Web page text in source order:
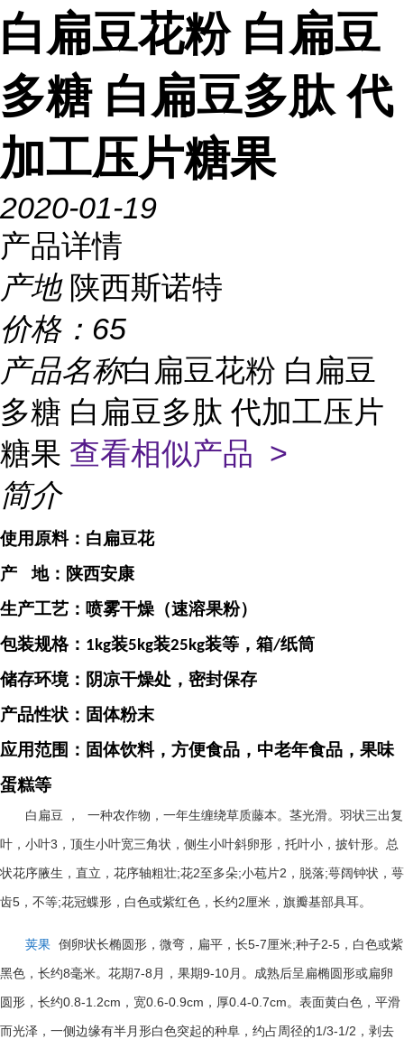
白扁豆花粉 白扁豆
多糖 白扁豆多肽 代
加工压片糖果
2020-01-19
产品详情
产地 陕西斯诺特
价格： 65
产品名称白扁豆花粉 白扁豆
多糖 白扁豆多肽 代加工压片
糖果 查看相似产品 >
简介
使用原料： 白扁豆花
产
地： 陕西安康
生产工艺：喷雾干燥（速溶果粉）
包装规格： 1kg装5kg装25kg装等，箱/纸筒
储存环境：阴凉干燥处，密封保存
产品性状：固体粉末
应用范围：固体饮料，方便食品，中老年食品，果味
蛋糕等
白扁豆 ， 一种农作物，一年生缠绕草质藤本。茎光滑。羽状三出复
叶，小叶3 ，顶生小叶宽三角状，侧生小叶斜卵形，托叶小，披针形。总
状花序腋生，直立，花序轴粗壮;花2至多朵;小苞片2 ，脱落;萼阔钟状，萼
齿5 ，不等;花冠蝶形，白色或紫红色，长约2厘米，旗瓣基部具耳。
荚果 倒卵状长椭圆形，微弯，扁平，长5-7厘米;种子2-5 ，白色或紫
黑色，长约8毫米。花期7-8 月，果期9-10月。成熟后呈扁椭圆形或扁卵
圆形，长约0.8-1.2cm ，宽0.6-0.9cm ，厚0.4-0.7cm。表面黄白色，平滑
而光泽，一侧边缘有半月形白色突起的种阜，约占周径的1/3-1/2 ，剥去